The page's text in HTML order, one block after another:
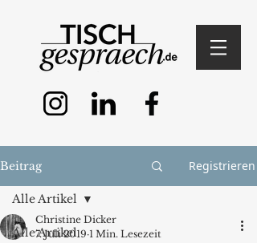
Beitrag Registrieren
Alle Artikel
Alle Artikel
Christine Dicker
7. Juli 2019 1 Min. Lesezeit